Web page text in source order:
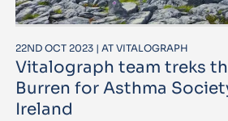
22ND OCT 2023 | AT VITALOGRAPH
Vitalograph team treks
Burren for Asthma
Ireland